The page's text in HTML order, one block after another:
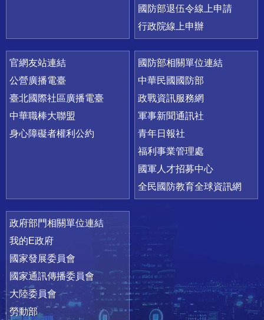
國防部退伍令線上申請
行政院線上申辦
官網友站連結
公營廣播電臺
臺北國際社區廣播電臺
中華職棒大聯盟
身心障礙者權利公約
國防部相關單位連結
中華民國國防部
政戰資訊服務網
軍事新聞通訊社
青年日報社
福利事業管理處
國軍人才招募中心
全民國防教育全球資訊網
政府部門相關單位連結
我的E政府
國家發展委員會
國家通訊傳播委員會
大陸委員會
勞動部